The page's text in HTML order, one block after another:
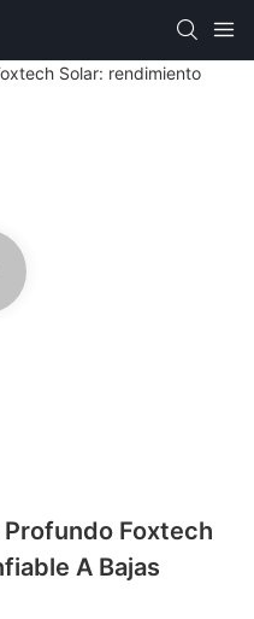
Profundo Foxtech
A Bajas